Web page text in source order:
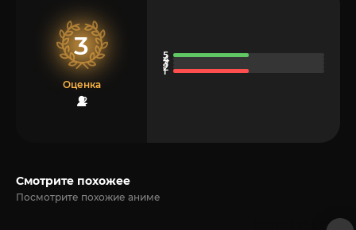
3
Оценка
2
Смотрите похожее
Посмотрите похожие аниме